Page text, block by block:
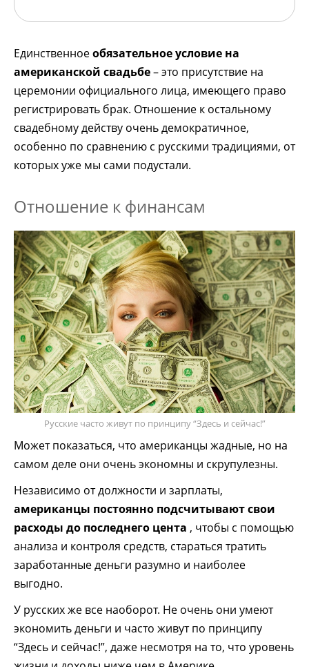
Единственноеобязательное условие на
американской свадьбе– это присутствие на
церемонии официального лица, имеющего право
регистрировать брак. Отношение к остальному
свадебному действу очень демократичное,
особенно по сравнению с русскими традициями, от
которых уже мы сами подустали.
Отношение к финансам
Русские часто живут по принципу “Здесь и сейчас!”
Может показаться, что американцы жадные, но на
самом деле они очень экономны и скрупулезны.
Независимо от должности и зарплаты,
американцы постоянно подсчитывают свои
расходы до последнего цента , чтобы с помощью
анализа и контроля средств, стараться тратить
заработанные деньги разумно и наиболее
выгодно.
У русских же все наоборот. Не очень они умеют
экономить деньги и часто живут по принципу
“Здесь и сейчас!”, даже несмотря на то, что уровень